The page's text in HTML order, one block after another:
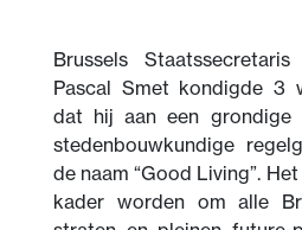
Brussels
Pascal Smet kondigde 3
dat hij aan een grondige
stedenbouwkundige
de naam “Good Living”.
kader worden om alle